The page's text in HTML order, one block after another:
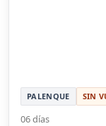
PALENQUE SIN
06 días